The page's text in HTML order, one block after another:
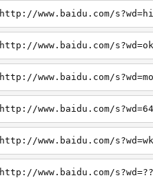
http://www.baidu.com/s?wd=hi
http://www.baidu.com/s?wd=ok
http://www.baidu.com/s?wd=mo
http://www.baidu.com/s?wd=64
http://www.baidu.com/s?wd=wk
http://www.baidu.com/s?wd=??